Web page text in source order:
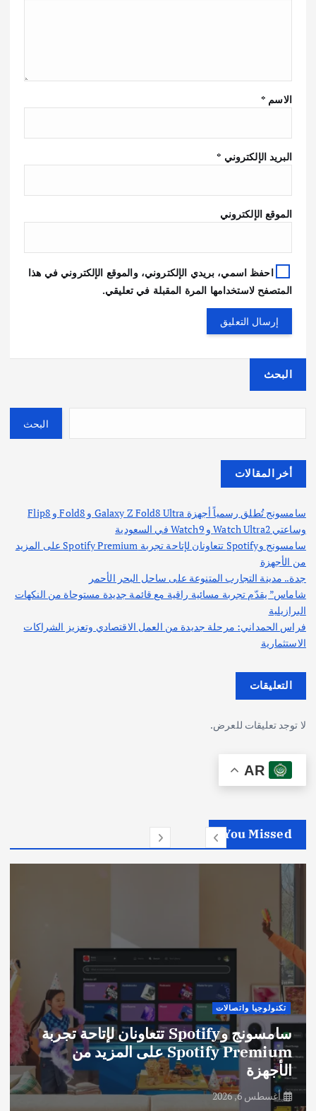
الاسم *
البريد الإلكتروني *
الموقع الإلكتروني
احفظ اسمي، بريدي الإلكتروني، والموقع الإلكتروني في هذا
المتصفح لاستخدامها المرة المقبلة في تعليقي.
البحث
البحث
أخر المقالات
سامسونج تُطلق رسمياً أجهزة Galaxy Z Fold8 Ultra و Fold8 و Flip8
وساعتي Watch Ultra2 و Watch9 في السعودية
سامسونج وSpotify تتعاونان لإتاحة تجربة Spotify Premium على المزيد
من الأجهزة
جدة.. مدينة التجارب المتنوعة على ساحل البحر الأحمر
شاماس” يقدّم تجربة مسائية راقية مع قائمة جديدة مستوحاة من النكهات
البرازيلية
فراس الحمداني: مرحلة جديدة من العمل الاقتصادي وتعزيز الشراكات
الاستثمارية
التعليقات
لا توجد تعليقات للعرض.
AR
You Missed
تكنولوجيا واتصالات
سامسونج وSpotify تتعاونان لإتاحة تجربة
Spotify Premium على المزيد من
الأجهزة
أغسطس 6, 2026